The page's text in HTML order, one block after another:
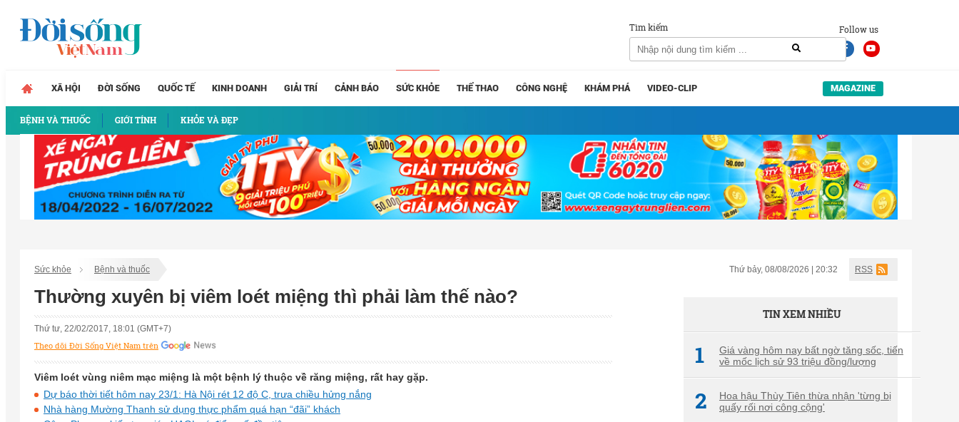
Follow us
Tìm kiếm
XÃ HỘI ĐỜI SỐNG QUỐC TẾ KINH DOANH GIẢI TRÍ CẢNH BÁO SỨC KHỎE
BỆNH VÀ THUỐC GIỚI TÍNH KHỎE VÀ ĐẸP
THỂ THAO CÔNG NGHỆ KHÁM PHÁ VIDEO-CLIP MAGAZINE
Sức khỏe Bệnh và thuốc Thứ bảy, 08/08/2026 | 20:32 RSS
Thường xuyên bị viêm loét miệng thì phải làm thế nào?
Thứ tư, 22/02/2017, 18:01 (GMT+7)
Theo dõi Đời Sống Việt Nam trên
Viêm loét vùng niêm mạc miệng là một bệnh lý thuộc về răng miệng, rất hay gặp.
Dự báo thời tiết hôm nay 23/1: Hà Nội rét 12 độ C, trưa chiều hửng nắng
Nhà hàng Mường Thanh sử dụng thực phẩm quá hạn “đãi” khách
TIN XEM NHIỀU
1
Giá vàng hôm nay bất ngờ tăng sốc, tiến
về mốc lịch sử 93 triệu đồng/lượng
2
Hoa hậu Thùy Tiên thừa nhận 'từng bị
quấy rối nơi công cộng'